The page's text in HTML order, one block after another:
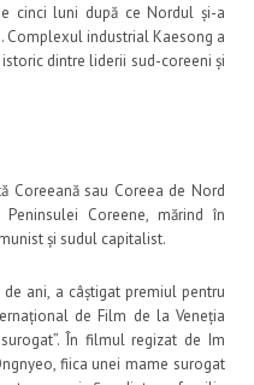
cinci luni după ce Nordul și-a
industrial Kaesong a
dintre liderii sud-coreeni și
Coreeană sau Coreea de Nord
Coreene, mărind în
și sudul capitalist.
ani, a câștigat premiul pentru
de Film de la Veneția
În filmul regizat de Im
fiica unei mame surogat